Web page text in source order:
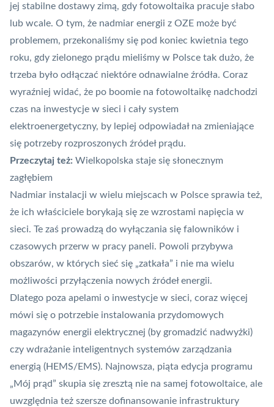
jej stabilne dostawy zimą, gdy fotowoltaika pracuje słabo
lub wcale. O tym, że nadmiar energii z OZE może być
problemem, przekonaliśmy się pod koniec kwietnia tego
roku, gdy zielonego prądu mieliśmy w Polsce tak dużo, że
trzeba było odłączać niektóre odnawialne źródła. Coraz
wyraźniej widać, że po boomie na fotowoltaikę nadchodzi
czas na inwestycje w sieci i cały system
elektroenergetyczny, by lepiej odpowiadał na zmieniające
się potrzeby rozproszonych źródeł prądu.
Przeczytaj też: Wielkopolska staje się słonecznym
zagłębiem
Nadmiar instalacji w wielu miejscach w Polsce sprawia też,
że ich właściciele borykają się ze wzrostami napięcia w
sieci. Te zaś prowadzą do wyłączania się falowników i
czasowych przerw w pracy paneli. Powoli przybywa
obszarów, w których sieć się „zatkała” i nie ma wielu
możliwości przyłączenia nowych źródeł energii.
Dlatego poza apelami o inwestycje w sieci, coraz więcej
mówi się o potrzebie instalowania przydomowych
magazynów energii elektrycznej (by gromadzić nadwyżki)
czy wdrażanie inteligentnych systemów zarządzania
energią (HEMS/EMS). Najnowsza, piąta edycja programu
„Mój prąd” skupia się zresztą nie na samej fotowoltaice, ale
uwzględnia też szersze dofinansowanie infrastruktury